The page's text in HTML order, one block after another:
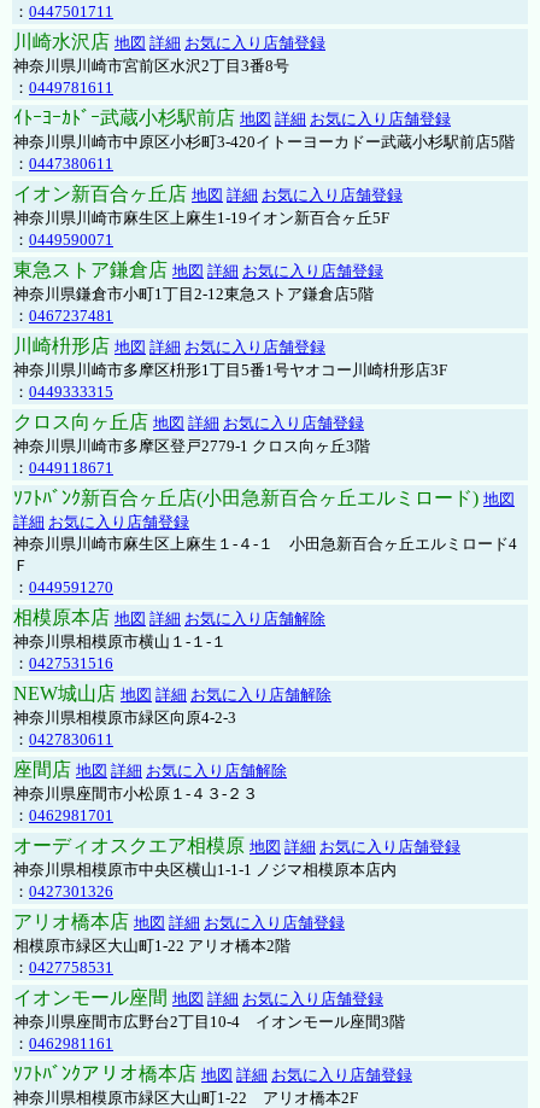
： 0447501711
川崎水沢店 地図 詳細 お気に入り店舗登録
神奈川県川崎市宮前区水沢2丁目3番8号
： 0449781611
ｲﾄｰﾖｰｶﾄﾞｰ武蔵小杉駅前店 地図 詳細 お気に入り店舗登録
神奈川県川崎市中原区小杉町3-420イトーヨーカドー武蔵小杉駅前店5階
： 0447380611
イオン新百合ヶ丘店 地図 詳細 お気に入り店舗登録
神奈川県川崎市麻生区上麻生1-19イオン新百合ヶ丘5F
： 0449590071
東急ストア鎌倉店 地図 詳細 お気に入り店舗登録
神奈川県鎌倉市小町1丁目2-12東急ストア鎌倉店5階
： 0467237481
川崎枡形店 地図 詳細 お気に入り店舗登録
神奈川県川崎市多摩区枡形1丁目5番1号ヤオコー川崎枡形店3F
： 0449333315
クロス向ヶ丘店 地図 詳細 お気に入り店舗登録
神奈川県川崎市多摩区登戸2779-1 クロス向ヶ丘3階
： 0449118671
ｿﾌﾄﾊﾞﾝｸ新百合ヶ丘店(小田急新百合ヶ丘エルミロード) 地図
詳細 お気に入り店舗登録
神奈川県川崎市麻生区上麻生１-４-１ 小田急新百合ヶ丘エルミロード4
Ｆ
： 0449591270
相模原本店 地図 詳細 お気に入り店舗解除
神奈川県相模原市横山１-１-１
： 0427531516
NEW城山店 地図 詳細 お気に入り店舗解除
神奈川県相模原市緑区向原4-2-3
： 0427830611
座間店 地図 詳細 お気に入り店舗解除
神奈川県座間市小松原１-４３-２３
： 0462981701
オーディオスクエア相模原 地図 詳細 お気に入り店舗登録
神奈川県相模原市中央区横山1-1-1 ノジマ相模原本店内
： 0427301326
アリオ橋本店 地図 詳細 お気に入り店舗登録
相模原市緑区大山町1-22 アリオ橋本2階
： 0427758531
イオンモール座間 地図 詳細 お気に入り店舗登録
神奈川県座間市広野台2丁目10-4 イオンモール座間3階
： 0462981161
ｿﾌﾄﾊﾞﾝｸアリオ橋本店 地図 詳細 お気に入り店舗登録
神奈川県相模原市緑区大山町1-22 アリオ橋本2F